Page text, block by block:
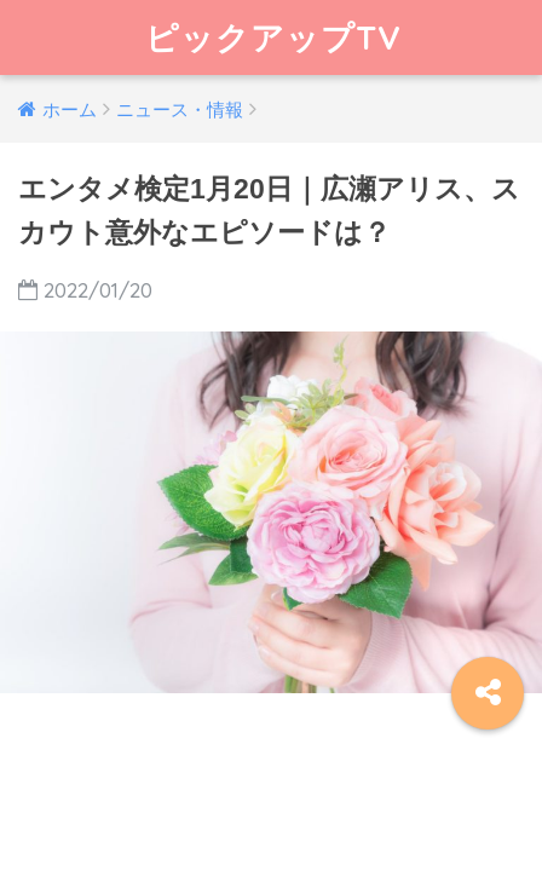
ピックアップTV
ホーム ニュース・情報
エンタメ検定1月20日｜広瀬アリス、ス
カウト意外なエピソードは？
2022/01/20